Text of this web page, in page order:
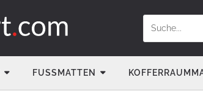
FUSSMATTEN